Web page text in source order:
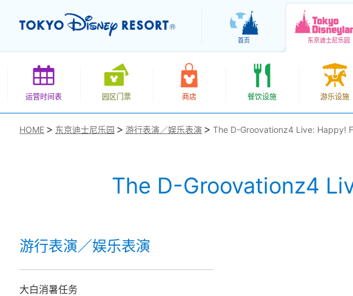
首页 东京迪士尼乐园
运营时间表 园区门票 商店 餐饮设施 游乐设施
HOME 东京迪士尼乐园 游行表演／娱乐表演 The D-Groovationz4 Live: Happy!
The D-Groovationz4
お気に入り
游行表演／娱乐表演
大白消暑任务